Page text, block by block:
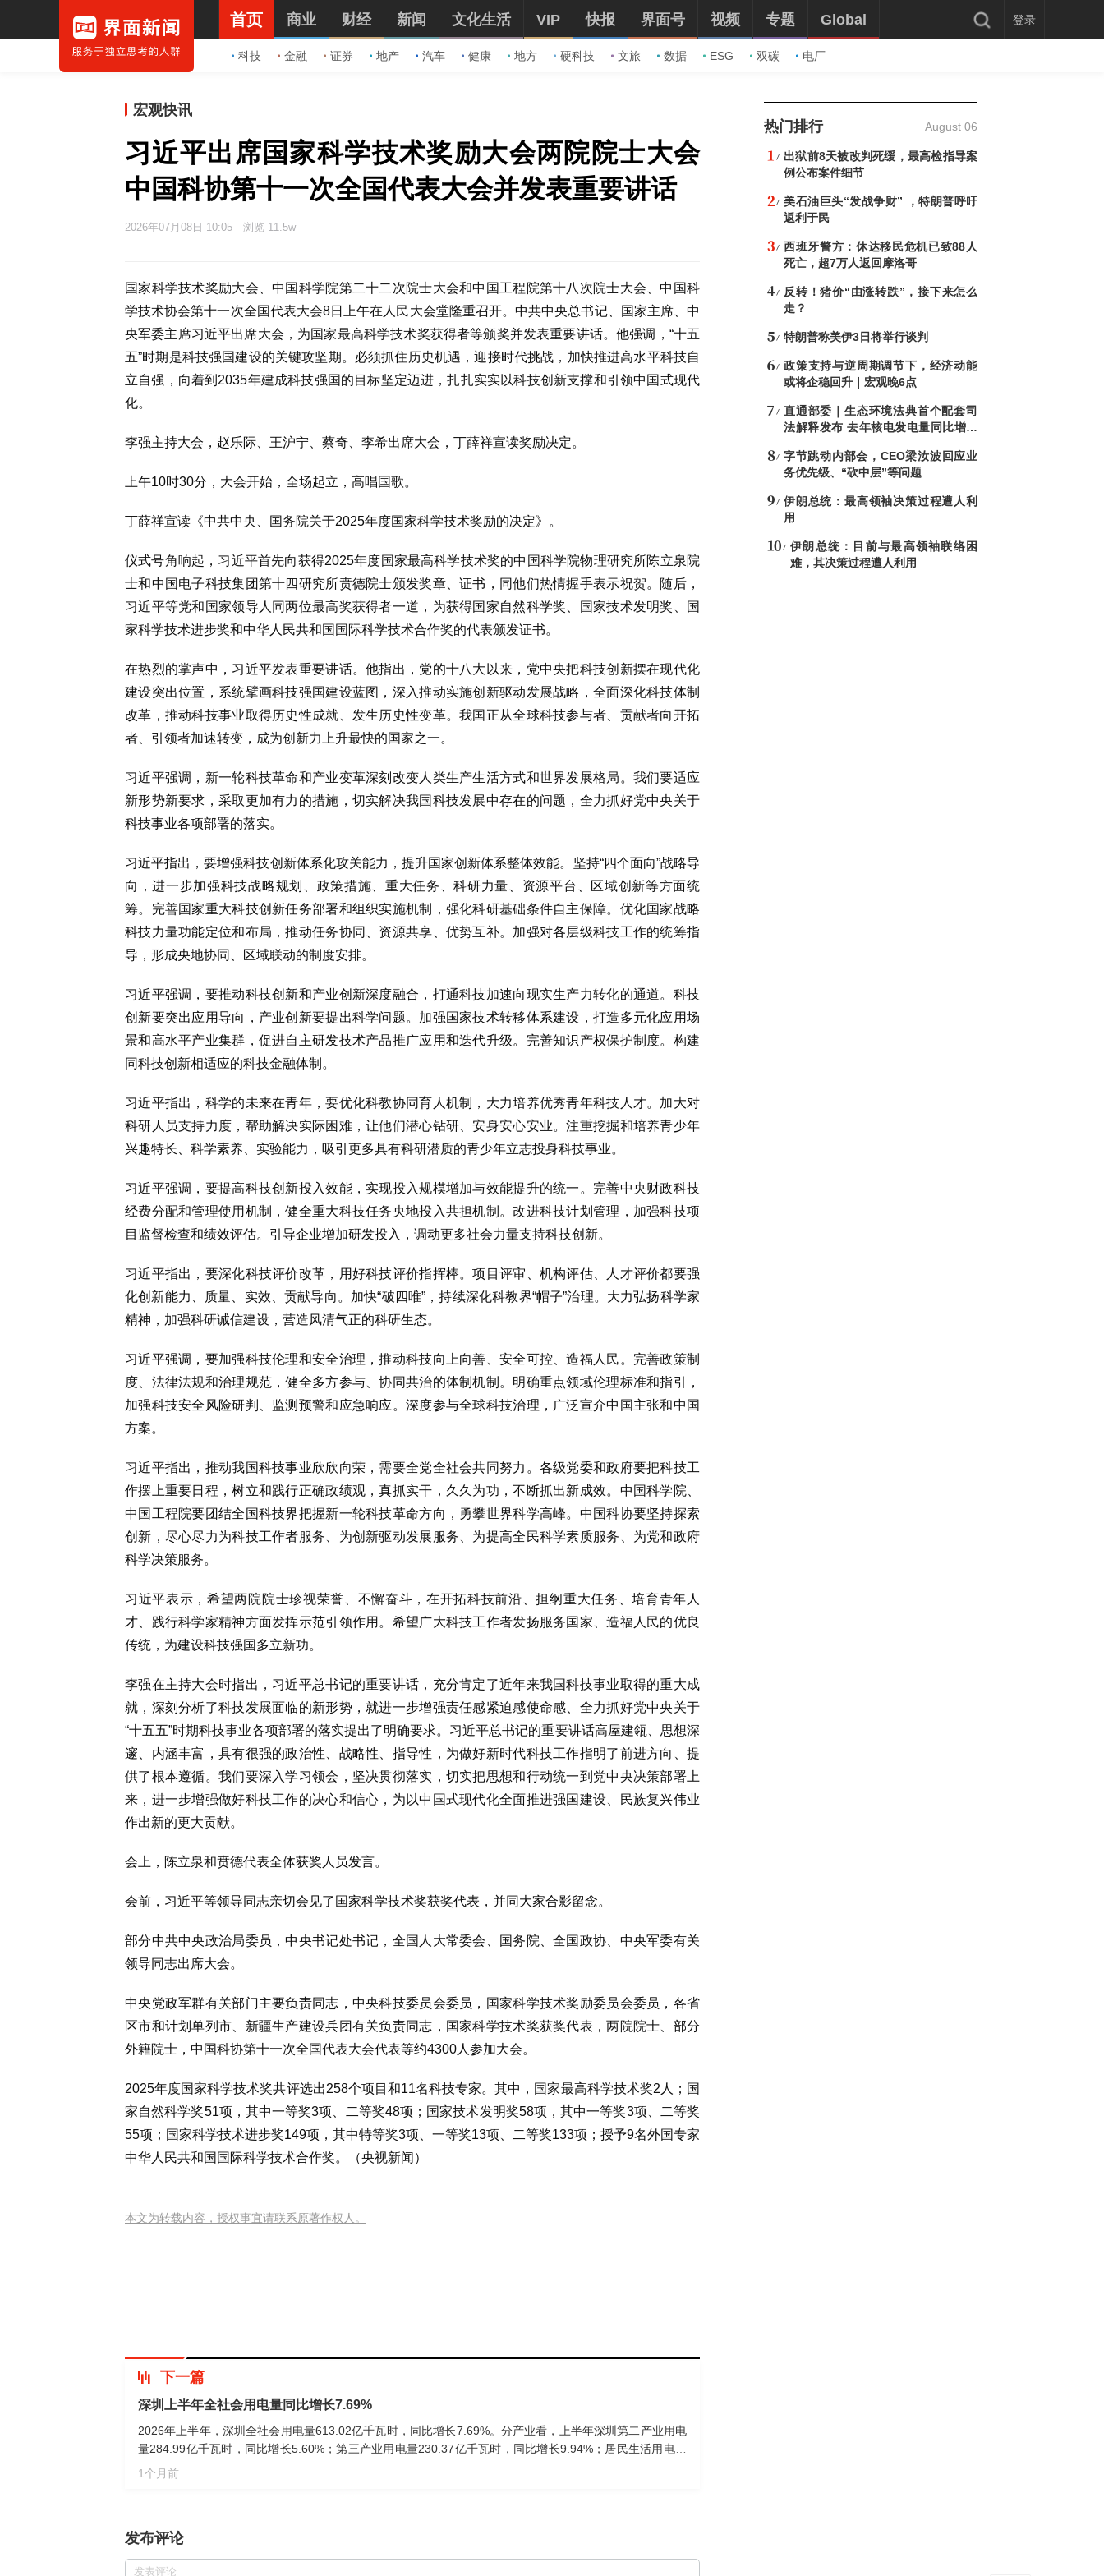
首页
科技 金融 证券 地产 汽车 健康 地方 硬科技 文旅 数据 ESG 双碳 电厂
商业 财经 新闻 文化生活 VIP 快报 界面号 视频 专题 Global 登录
宏观快讯
习近平出席国家科学技术奖励大会两院院士大会
中国科协第十一次全国代表大会并发表重要讲话
2026年07月08日 10:05 浏览 11.5w
国家科学技术奖励大会、中国科学院第二十二次院士大会和中国工程院第十八次院士大会、中国科
学技术协会第十一次全国代表大会8日上午在人民大会堂隆重召开。中共中央总书记、国家主席、中
央军委主席习近平出席大会，为国家最高科学技术奖获得者等颁奖并发表重要讲话。他强调，“十五
五”时期是科技强国建设的关键攻坚期。必须抓住历史机遇，迎接时代挑战，加快推进高水平科技自
立自强，向着到2035年建成科技强国的目标坚定迈进，扎扎实实以科技创新支撑和引领中国式现代
化。
李强主持大会，赵乐际、王沪宁、蔡奇、李希出席大会，丁薛祥宣读奖励决定。
上午10时30分，大会开始，全场起立，高唱国歌。
丁薛祥宣读《中共中央、国务院关于2025年度国家科学技术奖励的决定》。
仪式号角响起，习近平首先向获得2025年度国家最高科学技术奖的中国科学院物理研究所陈立泉院
士和中国电子科技集团第十四研究所贲德院士颁发奖章、证书，同他们热情握手表示祝贺。随后，
习近平等党和国家领导人同两位最高奖获得者一道，为获得国家自然科学奖、国家技术发明奖、国
家科学技术进步奖和中华人民共和国国际科学技术合作奖的代表颁发证书。
在热烈的掌声中，习近平发表重要讲话。他指出，党的十八大以来，党中央把科技创新摆在现代化
建设突出位置，系统擘画科技强国建设蓝图，深入推动实施创新驱动发展战略，全面深化科技体制
改革，推动科技事业取得历史性成就、发生历史性变革。我国正从全球科技参与者、贡献者向开拓
者、引领者加速转变，成为创新力上升最快的国家之一。
习近平强调，新一轮科技革命和产业变革深刻改变人类生产生活方式和世界发展格局。我们要适应
新形势新要求，采取更加有力的措施，切实解决我国科技发展中存在的问题，全力抓好党中央关于
科技事业各项部署的落实。
习近平指出，要增强科技创新体系化攻关能力，提升国家创新体系整体效能。坚持“四个面向”战略导
向，进一步加强科技战略规划、政策措施、重大任务、科研力量、资源平台、区域创新等方面统
筹。完善国家重大科技创新任务部署和组织实施机制，强化科研基础条件自主保障。优化国家战略
科技力量功能定位和布局，推动任务协同、资源共享、优势互补。加强对各层级科技工作的统筹指
导，形成央地协同、区域联动的制度安排。
习近平强调，要推动科技创新和产业创新深度融合，打通科技加速向现实生产力转化的通道。科技
创新要突出应用导向，产业创新要提出科学问题。加强国家技术转移体系建设，打造多元化应用场
景和高水平产业集群，促进自主研发技术产品推广应用和迭代升级。完善知识产权保护制度。构建
同科技创新相适应的科技金融体制。
习近平指出，科学的未来在青年，要优化科教协同育人机制，大力培养优秀青年科技人才。加大对
科研人员支持力度，帮助解决实际困难，让他们潜心钻研、安身安心安业。注重挖掘和培养青少年
兴趣特长、科学素养、实验能力，吸引更多具有科研潜质的青少年立志投身科技事业。
习近平强调，要提高科技创新投入效能，实现投入规模增加与效能提升的统一。完善中央财政科技
经费分配和管理使用机制，健全重大科技任务央地投入共担机制。改进科技计划管理，加强科技项
目监督检查和绩效评估。引导企业增加研发投入，调动更多社会力量支持科技创新。
习近平指出，要深化科技评价改革，用好科技评价指挥棒。项目评审、机构评估、人才评价都要强
化创新能力、质量、实效、贡献导向。加快“破四唯”，持续深化科教界“帽子”治理。大力弘扬科学家
精神，加强科研诚信建设，营造风清气正的科研生态。
习近平强调，要加强科技伦理和安全治理，推动科技向上向善、安全可控、造福人民。完善政策制
度、法律法规和治理规范，健全多方参与、协同共治的体制机制。明确重点领域伦理标准和指引，
加强科技安全风险研判、监测预警和应急响应。深度参与全球科技治理，广泛宣介中国主张和中国
方案。
习近平指出，推动我国科技事业欣欣向荣，需要全党全社会共同努力。各级党委和政府要把科技工
作摆上重要日程，树立和践行正确政绩观，真抓实干，久久为功，不断抓出新成效。中国科学院、
中国工程院要团结全国科技界把握新一轮科技革命方向，勇攀世界科学高峰。中国科协要坚持探索
创新，尽心尽力为科技工作者服务、为创新驱动发展服务、为提高全民科学素质服务、为党和政府
科学决策服务。
习近平表示，希望两院院士珍视荣誉、不懈奋斗，在开拓科技前沿、担纲重大任务、培育青年人
才、践行科学家精神方面发挥示范引领作用。希望广大科技工作者发扬服务国家、造福人民的优良
传统，为建设科技强国多立新功。
李强在主持大会时指出，习近平总书记的重要讲话，充分肯定了近年来我国科技事业取得的重大成
就，深刻分析了科技发展面临的新形势，就进一步增强责任感紧迫感使命感、全力抓好党中央关于
“十五五”时期科技事业各项部署的落实提出了明确要求。习近平总书记的重要讲话高屋建瓴、思想深
邃、内涵丰富，具有很强的政治性、战略性、指导性，为做好新时代科技工作指明了前进方向、提
供了根本遵循。我们要深入学习领会，坚决贯彻落实，切实把思想和行动统一到党中央决策部署上
来，进一步增强做好科技工作的决心和信心，为以中国式现代化全面推进强国建设、民族复兴伟业
作出新的更大贡献。
会上，陈立泉和贲德代表全体获奖人员发言。
会前，习近平等领导同志亲切会见了国家科学技术奖获奖代表，并同大家合影留念。
部分中共中央政治局委员，中央书记处书记，全国人大常委会、国务院、全国政协、中央军委有关
领导同志出席大会。
中央党政军群有关部门主要负责同志，中央科技委员会委员，国家科学技术奖励委员会委员，各省
区市和计划单列市、新疆生产建设兵团有关负责同志，国家科学技术奖获奖代表，两院院士、部分
外籍院士，中国科协第十一次全国代表大会代表等约4300人参加大会。
2025年度国家科学技术奖共评选出258个项目和11名科技专家。其中，国家最高科学技术奖2人；国
家自然科学奖51项，其中一等奖3项、二等奖48项；国家技术发明奖58项，其中一等奖3项、二等奖
55项；国家科学技术进步奖149项，其中特等奖3项、一等奖13项、二等奖133项；授予9名外国专家
中华人民共和国国际科学技术合作奖。（央视新闻）
本文为转载内容，授权事宜请联系原著作权人。
下一篇
深圳上半年全社会用电量同比增长7.69%
2026年上半年，深圳全社会用电量613.02亿千瓦时，同比增长7.69%。分产业看，上半年深圳第二产业用电
量284.99亿千瓦时，同比增长5.60%；第三产业用电量230.37亿千瓦时，同比增长9.94%；居民生活用电量
97.38亿千瓦时，同比增长8.70%。
1个月前
发布评论
热门排行 August 06
出狱前8天被改判死缓，最高检指导案
例公布案件细节
美石油巨头“发战争财” ，特朗普呼吁
返利于民
西班牙警方：休达移民危机已致88人
死亡，超7万人返回摩洛哥
反转！猪价“由涨转跌”，接下来怎么
走？
特朗普称美伊3日将举行谈判
政策支持与逆周期调节下，经济动能
或将企稳回升｜宏观晚6点
直通部委｜生态环境法典首个配套司
法解释发布 去年核电发电量同比增加
字节跳动内部会，CEO梁汝波回应业
务优先级、“砍中层”等问题
伊朗总统：最高领袖决策过程遭人利
用
伊朗总统：目前与最高领袖联络困
难，其决策过程遭人利用